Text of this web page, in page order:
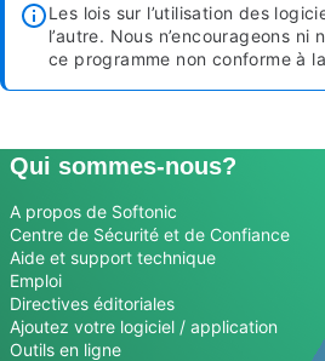
Les lois sur l’utilisation des
l’autre. Nous n’encourageons ni
ce programme non conforme à
Qui sommes-nous?
A propos de Softonic
Centre de Sécurité et de Confiance
Aide et support technique
Emploi
Directives éditoriales
Ajoutez votre logiciel / application
Outils en ligne